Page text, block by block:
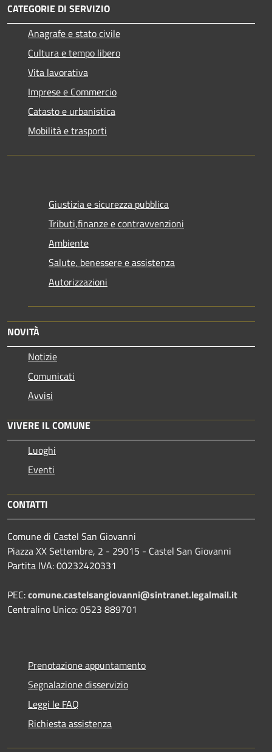
CATEGORIE DI SERVIZIO
Anagrafe e stato civile
Cultura e tempo libero
Vita lavorativa
Imprese e Commercio
Catasto e urbanistica
Mobilità e trasporti
Giustizia e sicurezza pubblica
Tributi,finanze e contravvenzioni
Ambiente
Salute, benessere e assistenza
Autorizzazioni
NOVITÀ
Notizie
Comunicati
Avvisi
VIVERE IL COMUNE
Luoghi
Eventi
CONTATTI
Comune di Castel San Giovanni
Piazza XX Settembre, 2 - 29015 - Castel San Giovanni
Partita IVA: 00232420331
PEC:comune.castelsangiovanni@sintranet.legalmail.it
Centralino Unico: 0523 889701
Prenotazione appuntamento
Segnalazione disservizio
Leggi le FAQ
Richiesta assistenza